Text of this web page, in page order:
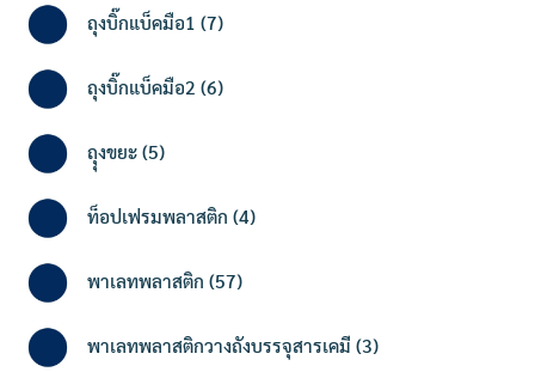
ถุงบิ๊กแบ็คมือ1 7
products
ถุงบิ๊กแบ็คมือ2 6
products
ถุุงขยะ 5
products
ท็อปเฟรมพลาสติก 4
products
พาเลทพลาสติก 57
products
พาเลทพลาสติกวางถังบรรจุสารเคมี 3
products